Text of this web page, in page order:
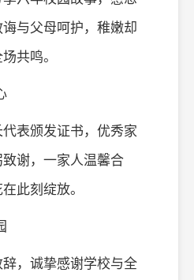
与父母呵护，稚嫩却
共鸣。
表颁发证书，优秀家
谢，一家人温馨合
此刻绽放。
，诚挚感谢学校与全